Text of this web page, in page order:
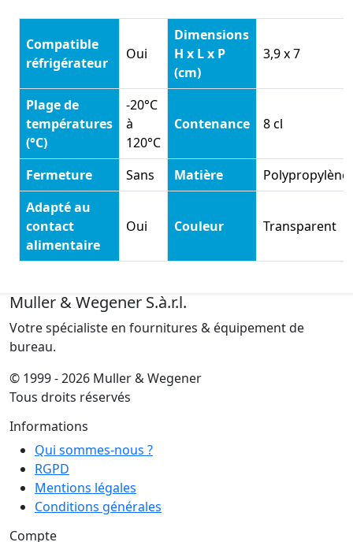
Compatible
réfrigérateur
Oui
Dimensions
H x L x P
(cm)
3,9 x 7
Plage de
températures
(°C)
-20°C
à
120°C
Contenance 8 cl
Fermeture Sans Matière
Polypropylène
Adapté au
contact
alimentaire
Oui Couleur Transparent
Muller & Wegener S.à.r.l.
Votre spécialiste en fournitures & équipement de
bureau.
© 1999 - 2026 Muller & Wegener
Tous droits réservés
Informations
Qui sommes-nous ?
RGPD
Mentions légales
Conditions générales
Compte